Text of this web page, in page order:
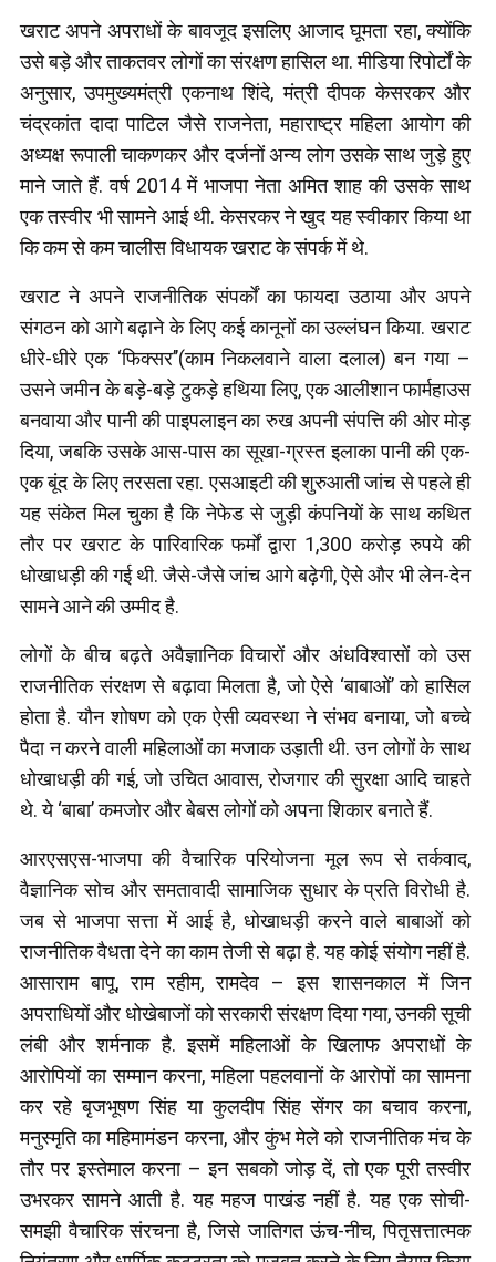
खराट अपने अपराधों के बावजूद इसलिए आजाद घूमता रहा, क्योंकि
उसे बड़े और ताकतवर लोगों का संरक्षण हासिल था. मीडिया रिपोर्टों के
अनुसार, उपमुख्यमंत्री एकनाथ शिंदे, मंत्री दीपक केसरकर और
चंद्रकांत दादा पाटिल जैसे राजनेता, महाराष्ट्र महिला आयोग की
अध्यक्ष रूपाली चाकणकर और दर्जनों अन्य लोग उसके साथ जुड़े हुए
माने जाते हैं. वर्ष 2014 में भाजपा नेता अमित शाह की उसके साथ
एक तस्वीर भी सामने आई थी. केसरकर ने खुद यह स्वीकार किया था
कि कम से कम चालीस विधायक खराट के संपर्क में थे.
खराट ने अपने राजनीतिक संपर्कों का फायदा उठाया और अपने
संगठन को आगे बढ़ाने के लिए कई कानूनों का उल्लंघन किया. खराट
धीरे-धीरे एक ‘फिक्सर’’(काम निकलवाने वाला दलाल) बन गया –
उसने जमीन के बड़े-बड़े टुकड़े हथिया लिए, एक आलीशान फार्महाउस
बनवाया और पानी की पाइपलाइन का रुख अपनी संपत्ति की ओर मोड़
दिया, जबकि उसके आस-पास का सूखा-ग्रस्त इलाका पानी की एक-
एक बूंद के लिए तरसता रहा. एसआइटी की शुरुआती जांच से पहले ही
यह संकेत मिल चुका है कि नेफेड से जुड़ी कंपनियों के साथ कथित
तौर पर खराट के पारिवारिक फर्मों द्वारा 1,300 करोड़ रुपये की
धोखाधड़ी की गई थी. जैसे-जैसे जांच आगे बढ़ेगी, ऐसे और भी लेन-देन
सामने आने की उम्मीद है.
लोगों के बीच बढ़ते अवैज्ञानिक विचारों और अंधविश्वासों को उस
राजनीतिक संरक्षण से बढ़ावा मिलता है, जो ऐसे ‘बाबाओं’ को हासिल
होता है. यौन शोषण को एक ऐसी व्यवस्था ने संभव बनाया, जो बच्चे
पैदा न करने वाली महिलाओं का मजाक उड़ाती थी. उन लोगों के साथ
धोखाधड़ी की गई, जो उचित आवास, रोजगार की सुरक्षा आदि चाहते
थे. ये ‘बाबा’ कमजोर और बेबस लोगों को अपना शिकार बनाते हैं.
आरएसएस-भाजपा की वैचारिक परियोजना मूल रूप से तर्कवाद,
वैज्ञानिक सोच और समतावादी सामाजिक सुधार के प्रति विरोधी है.
जब से भाजपा सत्ता में आई है, धोखाधड़ी करने वाले बाबाओं को
राजनीतिक वैधता देने का काम तेजी से बढ़ा है. यह कोई संयोग नहीं है.
आसाराम बापू, राम रहीम, रामदेव – इस शासनकाल में जिन
अपराधियों और धोखेबाजों को सरकारी संरक्षण दिया गया, उनकी सूची
लंबी और शर्मनाक है. इसमें महिलाओं के खिलाफ अपराधों के
आरोपियों का सम्मान करना, महिला पहलवानों के आरोपों का सामना
कर रहे बृजभूषण सिंह या कुलदीप सिंह सेंगर का बचाव करना,
मनुस्मृति का महिमामंडन करना, और कुंभ मेले को राजनीतिक मंच के
तौर पर इस्तेमाल करना – इन सबको जोड़ दें, तो एक पूरी तस्वीर
उभरकर सामने आती है. यह महज पाखंड नहीं है. यह एक सोची-
समझी वैचारिक संरचना है, जिसे जातिगत ऊंच-नीच, पितृसत्तात्मक